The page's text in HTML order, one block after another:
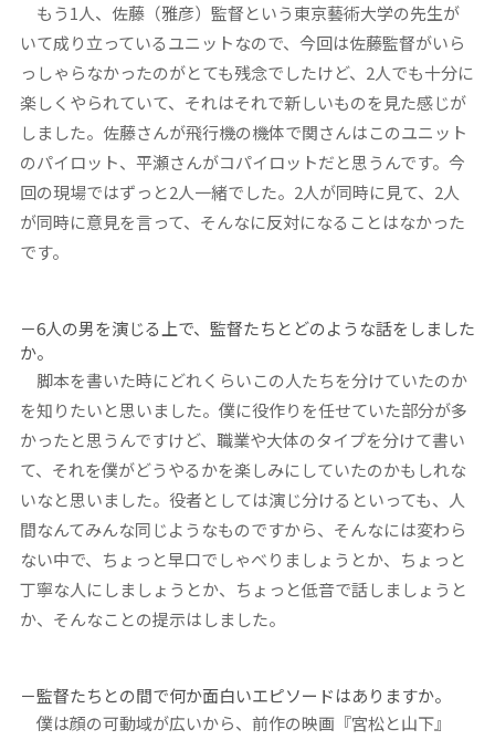
もう1人、佐藤（雅彦）監督という東京藝術大学の先生が
いて成り立っているユニットなので、今回は佐藤監督がいら
っしゃらなかったのがとても残念でしたけど、2人でも十分に
楽しくやられていて、それはそれで新しいものを見た感じが
しました。佐藤さんが飛行機の機体で関さんはこのユニット
のパイロット、平瀬さんがコパイロットだと思うんです。今
回の現場ではずっと2人一緒でした。2人が同時に見て、2人
が同時に意見を言って、そんなに反対になることはなかった
です。
－6人の男を演じる上で、監督たちとどのような話をしました
か。
脚本を書いた時にどれくらいこの人たちを分けていたのか
を知りたいと思いました。僕に役作りを任せていた部分が多
かったと思うんですけど、職業や大体のタイプを分けて書い
て、それを僕がどうやるかを楽しみにしていたのかもしれな
いなと思いました。役者としては演じ分けるといっても、人
間なんてみんな同じようなものですから、そんなには変わら
ない中で、ちょっと早口でしゃべりましょうとか、ちょっと
丁寧な人にしましょうとか、ちょっと低音で話しましょうと
か、そんなことの提示はしました。
－監督たちとの間で何か面白いエピソードはありますか。
僕は顔の可動域が広いから、前作の映画『宮松と山下』